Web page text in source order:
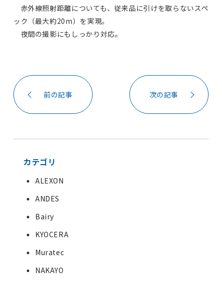
赤外線照射距離についても、従来品に引けを取らないスペ
ック（最大約20m）を実現。
夜間の撮影にもしっかり対応。
前の記事 次の記事
カテゴリ
ALEXON
ANDES
Bairy
KYOCERA
Muratec
NAKAYO